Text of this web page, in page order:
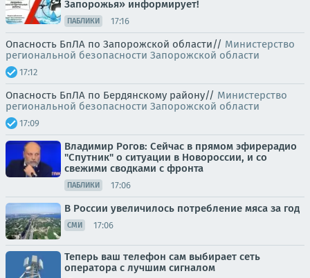
Запорожья» информирует!
ПАБЛИКИ 17:16
Опасность БпЛА по Запорожской области// Министерство
региональной безопасности Запорожской области
17:12
Опасность БпЛА по Бердянскому району// Министерство
региональной безопасности Запорожской области
17:09
Владимир Рогов: Сейчас в прямом эфирерадио
"Спутник" о ситуации в Новороссии, и со
свежими сводками с фронта
ПАБЛИКИ 17:06
В России увеличилось потребление мяса за год
СМИ 17:06
Теперь ваш телефон сам выбирает сеть
оператора с лучшим сигналом